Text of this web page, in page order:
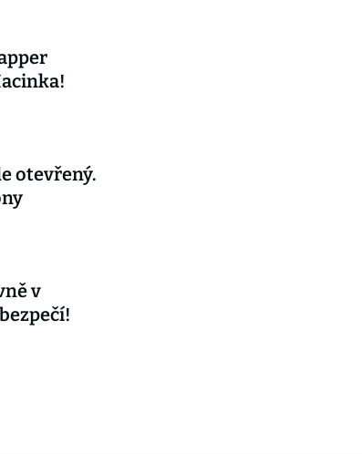
otevřený.
v